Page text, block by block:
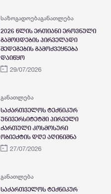
საზოგადოებაგანათლება
2026 წლის ერთიანი ეროვნული
გამოცდების პირველადი
შედეგების გამოქვეყნება
დაიწყო
29/07/2026
განათლება
საქართველოს ტექნიკურ
უნივერსიტეტში პირველი
ქართული კოსმოსური
ობიექტის დღე აღინიშნა
27/07/2026
განათლება
საქართველოს ტექნიკურ